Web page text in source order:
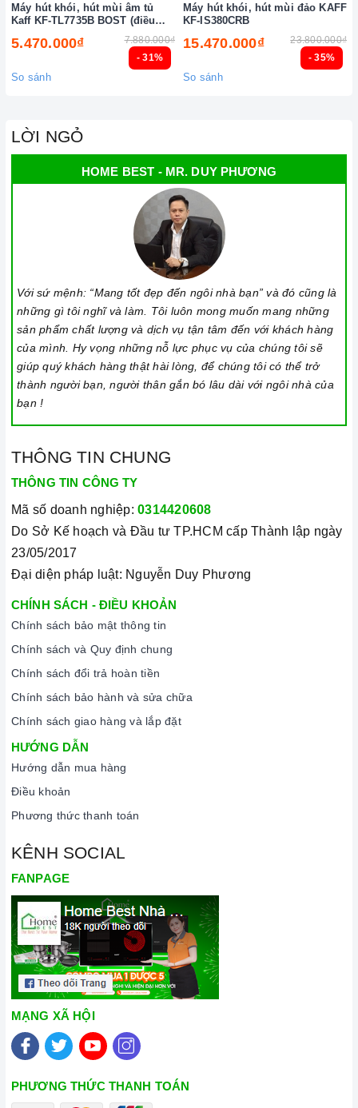
- 31%
Máy hút khói, hút mùi âm tủ
Kaff KF-TL7735B BOST (điều
5.470.000₫ 7.880.000₫
So sánh
- 35%
Máy hút khói, hút mùi đảo KAFF
KF-IS380CRB
15.470.000₫ 23.800.000₫
So sánh
LỜI NGỎ
HOME BEST - MR. DUY PHƯƠNG
Với sứ mệnh: “Mang tốt đẹp đến ngôi nhà bạn” và đó cũng là
những gì tôi nghĩ và làm. Tôi luôn mong muốn mang những
sản phẩm chất lượng và dịch vụ tận tâm đến với khách hàng
của mình. Hy vọng những nỗ lực phục vụ của chúng tôi sẽ
giúp quý khách hàng thật hài lòng, để chúng tôi có thể trở
thành người bạn, người thân gắn bó lâu dài với ngôi nhà của
bạn !
THÔNG TIN CHUNG
THÔNG TIN CÔNG TY
Mã số doanh nghiệp: 0314420608
Do Sở Kế hoạch và Đầu tư TP.HCM cấp Thành lập ngày
23/05/2017
Đại diện pháp luật: Nguyễn Duy Phương
CHÍNH SÁCH - ĐIỀU KHOẢN
Chính sách bảo mật thông tin
Chính sách và Quy định chung
Chính sách đổi trả hoàn tiền
Chính sách bảo hành và sửa chữa
Chính sách giao hàng và lắp đặt
HƯỚNG DẪN
Hướng dẫn mua hàng
Điều khoản
Phương thức thanh toán
KÊNH SOCIAL
FANPAGE
MẠNG XÃ HỘI
PHƯƠNG THỨC THANH TOÁN